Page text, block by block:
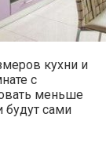
кухни и
с
меньше
будут сами